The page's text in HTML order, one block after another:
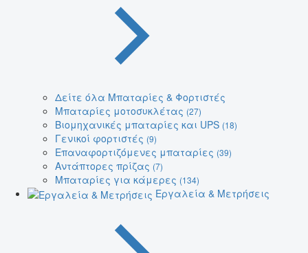
Δείτε όλα Μπαταρίες & Φορτιστές
Μπαταρίες μοτοσυκλέτας (27)
Βιομηχανικές μπαταρίες και UPS (18)
Γενικοί φορτιστές (9)
Επαναφορτιζόμενες μπαταρίες (39)
Αντάπτορες πρίζας (7)
Μπαταρίες για κάμερες (134)
Εργαλεία & Μετρήσεις